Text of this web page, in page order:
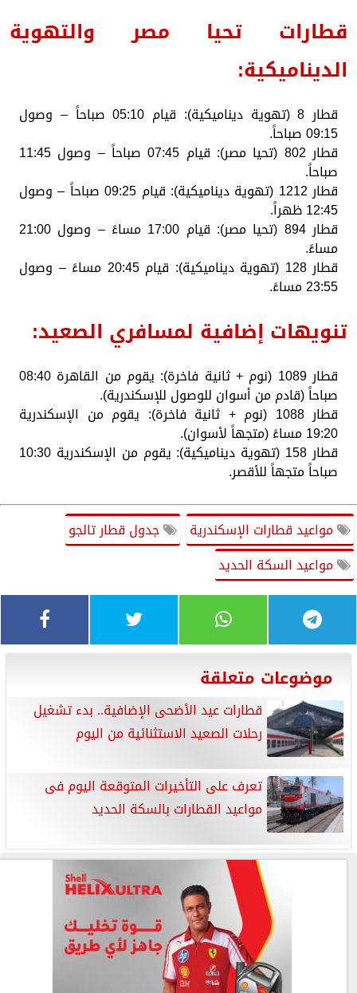
قطارات تحيا مصر والتهوية
الديناميكية:
قطار 8 (تهوية ديناميكية): قيام 05:10 صباحاً – وصول
09:15 صباحاً.
قطار 802 (تحيا مصر): قيام 07:45 صباحاً – وصول 11:45
صباحاً.
قطار 1212 (تهوية ديناميكية): قيام 09:25 صباحاً – وصول
12:45 ظهراً.
قطار 894 (تحيا مصر): قيام 17:00 مساءً – وصول 21:00
مساءً.
قطار 128 (تهوية ديناميكية): قيام 20:45 مساءً – وصول
23:55 مساءً.
تنويهات إضافية لمسافري الصعيد:
قطار 1089 (نوم + ثانية فاخرة): يقوم من القاهرة 08:40
صباحاً (قادم من أسوان للوصول للإسكندرية).
قطار 1088 (نوم + ثانية فاخرة): يقوم من الإسكندرية
19:20 مساءً (متجهاً لأسوان).
قطار 158 (تهوية ديناميكية): يقوم من الإسكندرية 10:30
صباحاً متجهاً للأقصر.
مواعيد قطارات الإسكندرية
جدول قطار تالجو
مواعيد السكة الحديد
موضوعات متعلقة
قطارات عيد الأضحى الإضافية.. بدء تشغيل
رحلات الصعيد الاستثنائية من اليوم
تعرف على التأخيرات المتوقعة اليوم فى
مواعيد القطارات بالسكة الحديد